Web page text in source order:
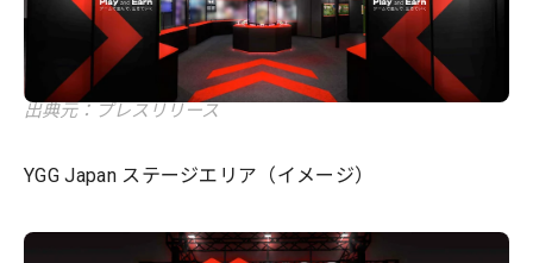
出典元：プレスリリース
YGG Japan ステージエリア（イメージ）